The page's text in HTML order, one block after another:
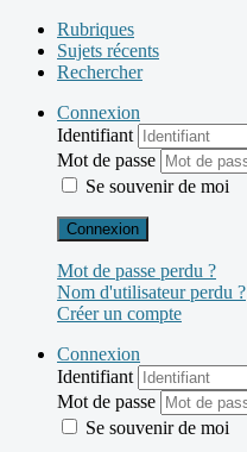
Rubriques
Sujets récents
Rechercher
Connexion
Identifiant
Mot de passe
Se souvenir de moi
Connexion
Mot de passe perdu ?
Nom d'utilisateur perdu ?
Créer un compte
Connexion
Identifiant
Mot de passe
Se souvenir de moi